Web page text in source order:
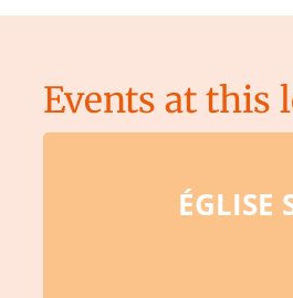
Events at this
ÉGLISE